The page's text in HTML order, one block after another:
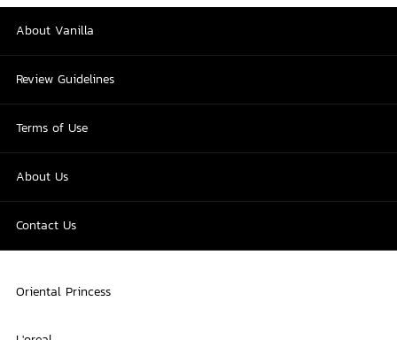
About Vanilla
Review Guidelines
Terms of Use
About Us
Contact Us
Oriental Princess